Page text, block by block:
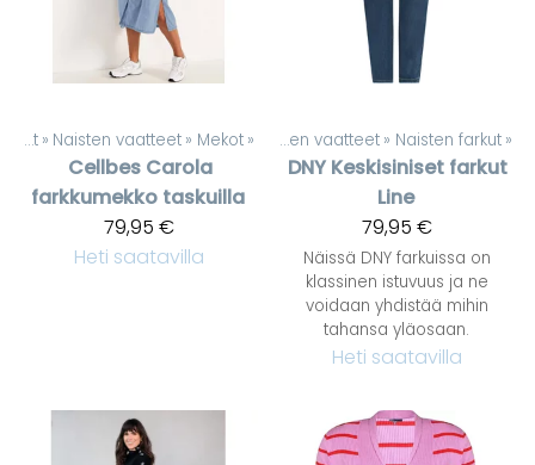
Tuotteet ‪» Naisten vaatteet ‪» Mekot ‪»
Cellbes Carola
farkkumekko taskuilla
79,95 €
Heti saatavilla
Tuotteet‪» Naisten vaatteet ‪» Naisten farkut ‪»
DNY Keskisiniset farkut
Line
79,95 €
Näissä DNY farkuissa on
klassinen istuvuus ja ne
voidaan yhdistää mihin
tahansa yläosaan.
Heti saatavilla